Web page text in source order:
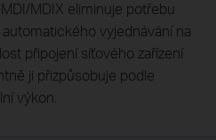
MDIX eliminuje potřebu
vyjednávání na
připojení síťového zařízení
ji přizpůsobuje podle
výkon.